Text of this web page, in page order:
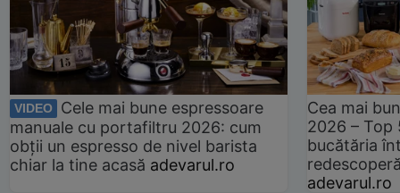
VIDEO
Cele mai bune espressoare
manuale cu portafiltru 2026: cum
obții un espresso de nivel barista
chiar la tine acasă adevarul.ro
Cea mai
2026 –
bucătăria
adevarul.ro